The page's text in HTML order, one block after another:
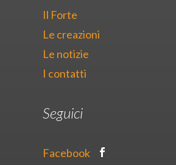
Il Forte
Le creazioni
Le notizie
I contatti
Seguici
Facebook